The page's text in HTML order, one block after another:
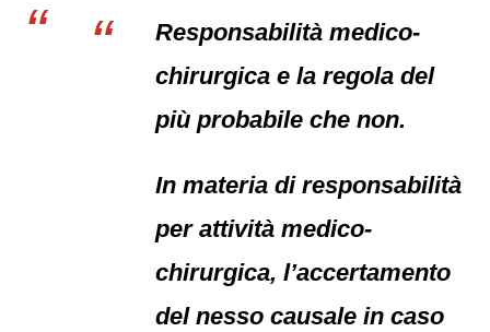
Responsabilità medico-
chirurgica e la regola del
più probabile che non.
In materia di responsabilità
per attività medico-
chirurgica, l’accertamento
del nesso causale in caso